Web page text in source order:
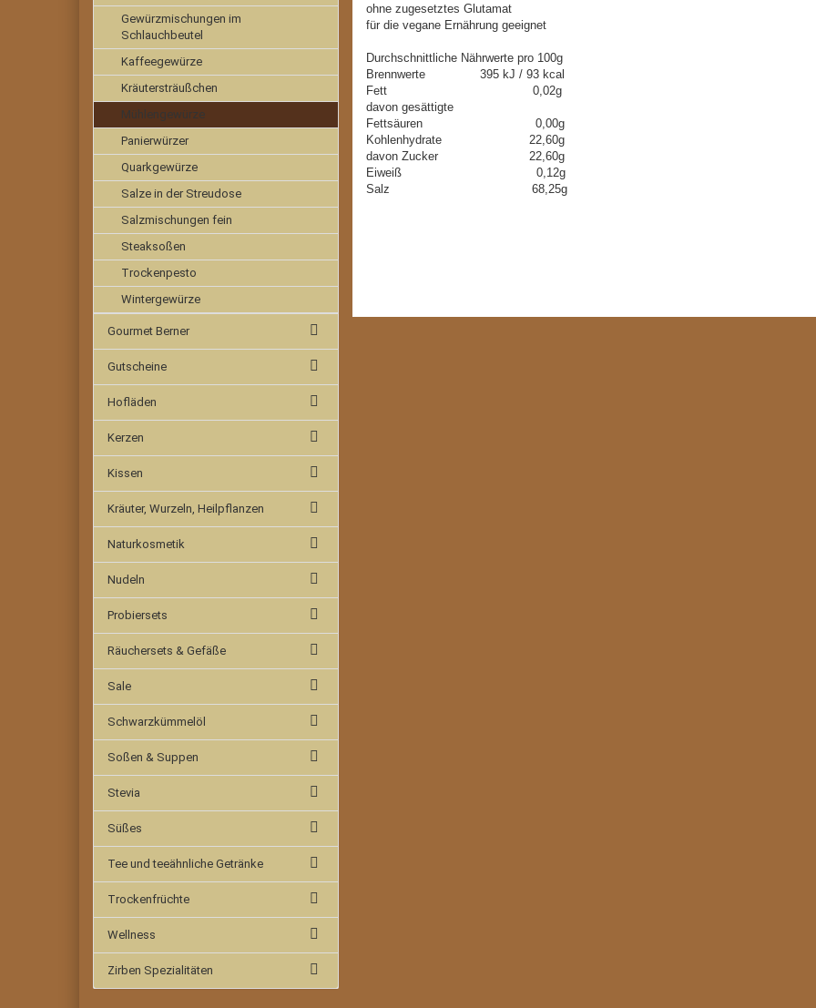
ohne zugesetztes Glutamat
für die vegane Ernährung geeignet
Durchschnittliche Nährwerte pro 100g
Brennwerte 395 kJ / 93 kcal
Fett 0,02g
davon gesättigte
Fettsäuren 0,00g
Kohlenhydrate 22,60g
davon Zucker 22,60g
Eiweiß 0,12g
Salz 68,25g
Gewürzmischungen im
Schlauchbeutel
Kaffeegewürze
Kräutersträußchen
Mühlengewürze
Panierwürzer
Quarkgewürze
Salze in der Streudose
Salzmischungen fein
Steaksoßen
Trockenpesto
Wintergewürze
Gourmet Berner
Gutscheine
Hofläden
Kerzen
Kissen
Kräuter, Wurzeln, Heilpflanzen
Naturkosmetik
Nudeln
Probiersets
Räuchersets & Gefäße
Sale
Schwarzkümmelöl
Soßen & Suppen
Stevia
Süßes
Tee und teeähnliche Getränke
Trockenfrüchte
Wellness
Zirben Spezialitäten